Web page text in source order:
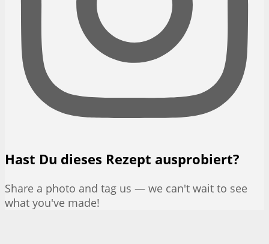
Hast Du dieses Rezept ausprobiert?
Share a photo and tag us — we can't wait to see
what you've made!